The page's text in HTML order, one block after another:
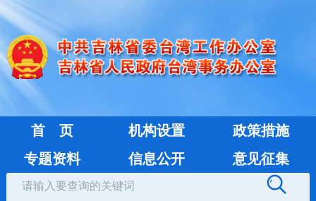
首 页 机构设置
政策措施
专题资料
信息公开 意见征集